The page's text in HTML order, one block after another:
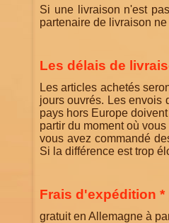
Si une livraison n'est
partenaire de livraison
Les délais de
Les articles achetés
jours ouvrés. Les envois
pays hors Europe
partir du moment où
vous avez commandé
Si la différence est trop
Frais d'expédition
gratuit en Allemagne à